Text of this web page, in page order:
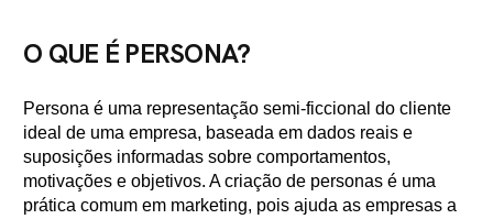
O QUE É PERSONA?
Persona é uma representação semi-ficcional do cliente
ideal de uma empresa, baseada em dados reais e
suposições informadas sobre comportamentos,
motivações e objetivos. A criação de personas é uma
prática comum em marketing, pois ajuda as empresas a